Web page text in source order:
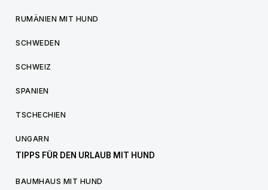
RUMÄNIEN MIT HUND
SCHWEDEN
SCHWEIZ
SPANIEN
TSCHECHIEN
UNGARN
TIPPS FÜR DEN URLAUB MIT HUND
BAUMHAUS MIT HUND